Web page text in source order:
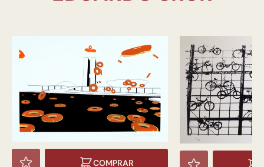
COMPRAR